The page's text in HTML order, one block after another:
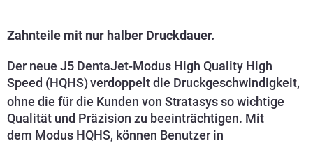
Zahnteile mit nur halber Druckdauer.
Der neue J5 DentaJet-Modus High Quality High
Speed (HQHS)verdoppelt die Druckgeschwindigkeit,
ohne die für die Kunden von Stratasys so wichtige
Qualität und Präzision zu beeinträchtigen. Mit
dem Modus HQHS, können Benutzer in